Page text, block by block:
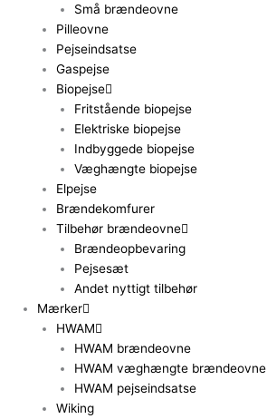
Små brændeovne
Pilleovne
Pejseindsatse
Gaspejse
Biopejse
Fritstående biopejse
Elektriske biopejse
Indbyggede biopejse
Væghængte biopejse
Elpejse
Brændekomfurer
Tilbehør brændeovne
Brændeopbevaring
Pejsesæt
Andet nyttigt tilbehør
Mærker
HWAM
HWAM brændeovne
HWAM væghængte brændeovne
HWAM pejseindsatse
Wiking